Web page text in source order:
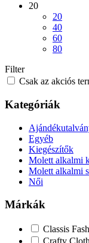
20
20
40
60
80
Filter
Csak az akciós
Kategóriák
Egyéb
Kiegészítők
Molett alkalmi
Molett alkalmi
Női
Márkák
Classis
Crafty